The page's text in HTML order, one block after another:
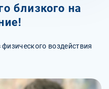
близкого на
воздействия